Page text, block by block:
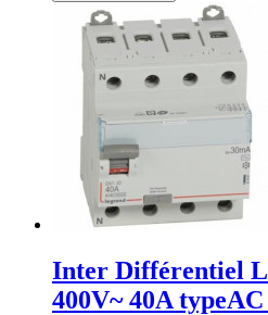
Inter Différentiel
400V~ 40A